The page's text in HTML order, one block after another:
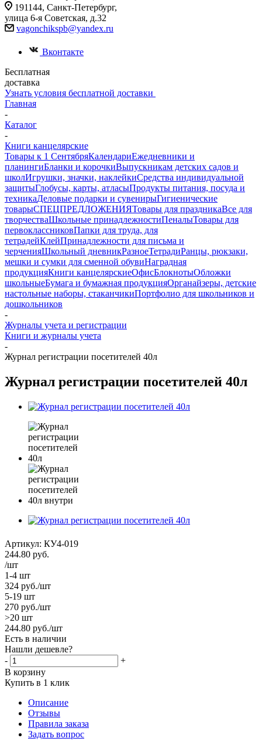
191144, Санкт-Петербург,
улица 6-я Советская, д.32
vagonchikspb@yandex.ru
Вконтакте
Бесплатная
доставка
Узнать условия бесплатной доставки
Главная
-
Каталог
-
Книги канцелярские
Товары к 1 СентябряКалендариЕжедневники и
планингиБланки и корочкиВыпускникам детских садов и
школИгрушки, значки, наклейкиСредства индивидуальной
защитыГлобусы, карты, атласыПродукты питания, посуда и
техникаДеловые подарки и сувенирыГигиенические
товарыСПЕЦПРЕДЛОЖЕНИЯТовары для праздникаВсе для
творчестваШкольные принадлежностиПеналыТовары для
первоклассниковПапки для труда, для
тетрадейКлейПринадлежности для письма и
черченияШкольный дневникРазноеТетрадиРанцы, рюкзаки,
мешки и сумки для сменной обувиНаградная
продукцияКниги канцелярскиеОфисБлокнотыОбложки
школьныеБумага и бумажная продукцияОрганайзеры, детские
настольные наборы, стаканчикиПортфолио для школьников и
дошкольников
-
Журналы учета и регистрации
Книги и журналы учета
-
Журнал регистрации посетителей 40л
Журнал регистрации посетителей 40л
Артикул: КУ4-019
244.80 руб.
/шт
1-4 шт
324 руб./шт
5-19 шт
270 руб./шт
>20 шт
244.80 руб./шт
Есть в наличии
Нашли дешевле?
-
+
В корзину
Купить в 1 клик
Описание
Отзывы
Правила заказа
Задать вопрос